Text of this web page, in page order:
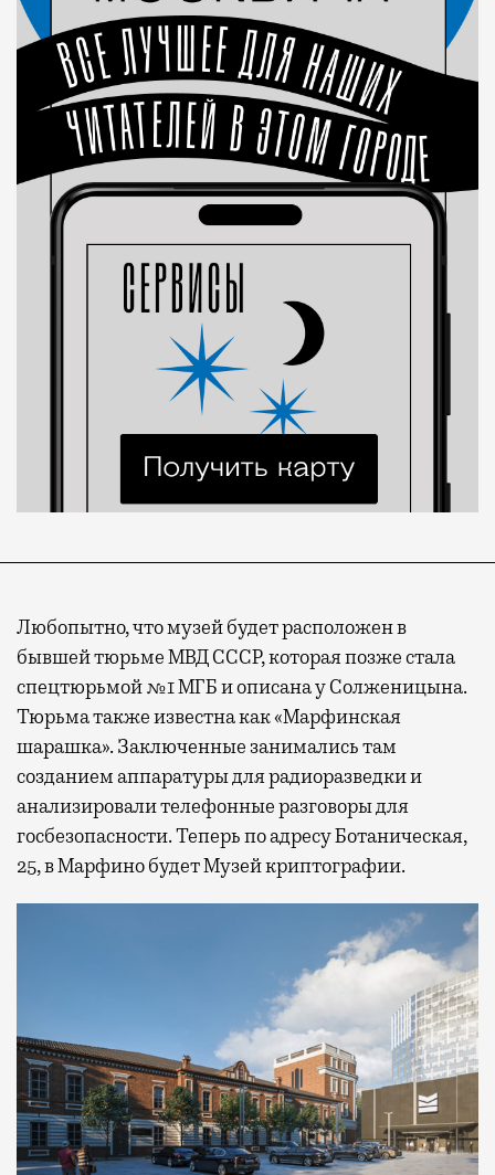
Любопытно, что музей будет расположен в
бывшей тюрьме МВД СССР, которая позже стала
спецтюрьмой №1 МГБ и описана у Солженицына.
Тюрьма также известна как «Марфинская
шарашка». Заключенные занимались там
созданием аппаратуры для радиоразведки и
анализировали телефонные разговоры для
госбезопасности. Теперь по адресу Ботаническая,
25, в Марфино будет Музей криптографии.